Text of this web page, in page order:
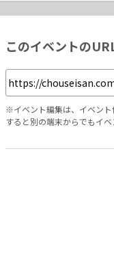
このイベントの
※イベント編集は、イベン
すると別の端末からでもイベ